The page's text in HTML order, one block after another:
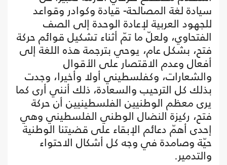
سيادة لغة المصالحة- قيادة وكوادر وقواعد
للجهود العربية لإعادة الوحدة إلى الصف
الفتحاوي، ولعلّ ما تمّ أثناء تشكيل قوائم حركة
فتح، بشكل عام، يوحي بترجمة هذه اللغة إلى
أفعال وعدم الاقتصار على الأقوال
والشعارات، وكفلسطيني أولا وأخيرا، وجدت
بذلك كل الترحيب والسعادة، ذلك أنني أرى كما
يرى معظم الوطنيين الفلسطينيين أن حركة
فتح، ركيزة النضال الوطني الفلسطيني وهي
إحدى أهمّ دعائم الإبقاء على قضيتنا الوطنية
حيّة وصامدة في وجه كل أشكال الاحتواء
والتدمير.